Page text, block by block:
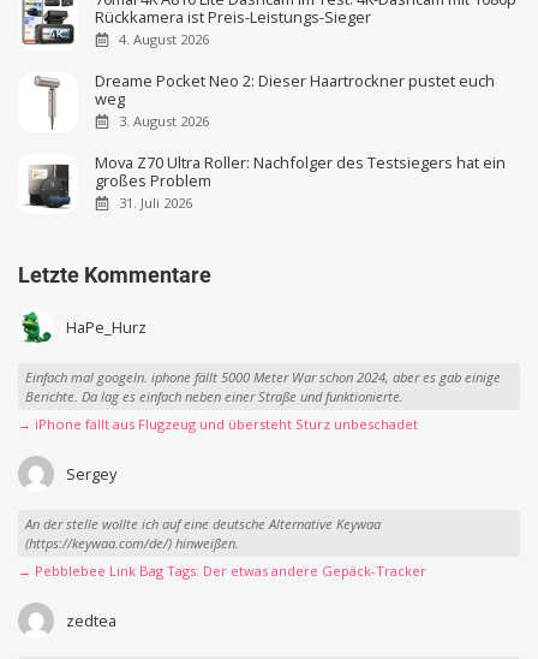
Rückkamera ist Preis-Leistungs-Sieger
4. August 2026
Dreame Pocket Neo 2: Dieser Haartrockner pustet euch
weg
3. August 2026
Mova Z70 Ultra Roller: Nachfolger des Testsiegers hat ein
großes Problem
31. Juli 2026
Letzte Kommentare
HaPe_Hurz
Einfach mal googeln. iphone fällt 5000 Meter War schon 2024, aber es gab einige
Berichte. Da lag es einfach neben einer Straße und funktionierte.
→ iPhone fällt aus Flugzeug und übersteht Sturz unbeschadet
Sergey
An der stelle wollte ich auf eine deutsche Alternative Keywaa
(https://keywaa.com/de/) hinweißen.
→ Pebblebee Link Bag Tags: Der etwas andere Gepäck-Tracker
zedtea